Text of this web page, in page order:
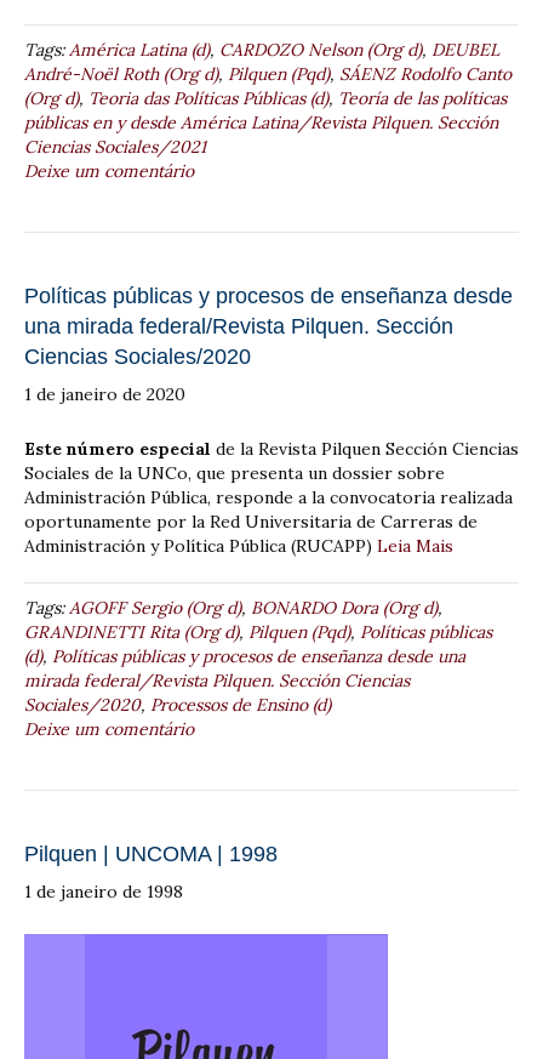
Tags:América Latina (d), CARDOZO Nelson (Org d), DEUBEL
André-Noël Roth (Org d), Pilquen (Pqd), SÁENZ Rodolfo Canto
(Org d), Teoria das Políticas Públicas (d), Teoría de las políticas
públicas en y desde América Latina/Revista Pilquen. Sección
Ciencias Sociales/2021
Deixe um comentário
Políticas públicas y procesos de enseñanza desde
una mirada federal/Revista Pilquen. Sección
Ciencias Sociales/2020
1 de janeiro de 2020
Este número especial de la Revista Pilquen Sección Ciencias
Sociales de la UNCo, que presenta un dossier sobre
Administración Pública, responde a la convocatoria realizada
oportunamente por la Red Universitaria de Carreras de
Administración y Política Pública (RUCAPP) Leia Mais
Tags:AGOFF Sergio (Org d), BONARDO Dora (Org d),
GRANDINETTI Rita (Org d), Pilquen (Pqd), Políticas públicas
(d), Políticas públicas y procesos de enseñanza desde una
mirada federal/Revista Pilquen. Sección Ciencias
Sociales/2020, Processos de Ensino (d)
Deixe um comentário
Pilquen | UNCOMA | 1998
1 de janeiro de 1998